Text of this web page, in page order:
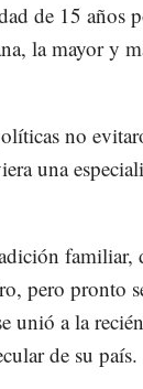
de 15 años
la mayor y
no
una
familiar,
pero pronto
unió a la
de su país.